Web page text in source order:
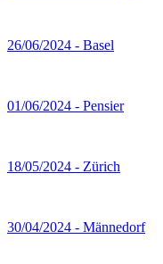
26/06/2024 - Basel
01/06/2024 - Pensier
18/05/2024 - Zürich
30/04/2024 - Männedorf